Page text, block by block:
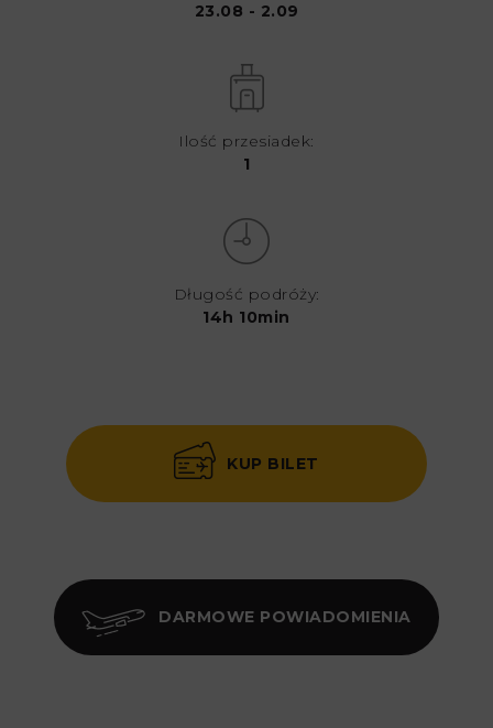
23.08 - 2.09
Ilość przesiadek:
1
Długość podróży:
14h 10min
KUP BILET
DARMOWE POWIADOMIENIA